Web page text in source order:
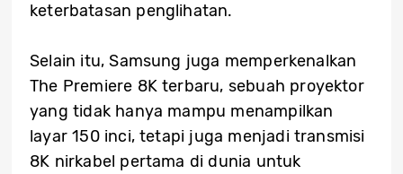
keterbatasan penglihatan.
Selain itu, Samsung juga memperkenalkan
The Premiere 8K terbaru, sebuah proyektor
yang tidak hanya mampu menampilkan
layar 150 inci, tetapi juga menjadi transmisi
8K nirkabel pertama di dunia untuk